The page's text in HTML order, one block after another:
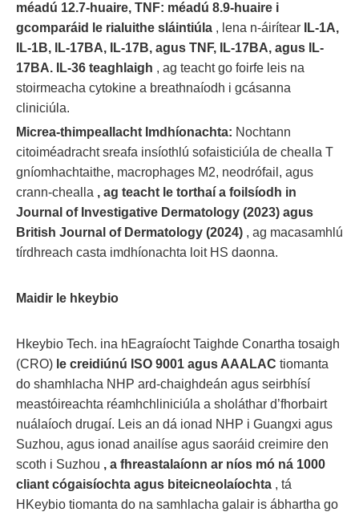
méadú 12.7-huaire, TNF: méadú 8.9-huaire i
gcomparáid le rialuithe sláintiúla , lena n-áirítear
IL-1A,
IL-1B, IL-17BA, IL-17B, agus TNF, IL-17BA, agus IL-
17BA. IL-36 teaghlaigh , ag teacht go foirfe leis na
stoirmeacha cytokine a breathnaíodh i gcásanna
cliniciúla.
Micrea-thimpeallacht Imdhíonachta: Nochtann
citoiméadracht sreafa insíothlú sofaisticiúla de chealla T
gníomhachtaithe, macrophages M2, neodrófail, agus
crann-chealla , ag teacht le torthaí a foilsíodh in
Journal of Investigative Dermatology (2023) agus
British Journal of Dermatology (2024) , ag macasamhlú
tírdhreach casta imdhíonachta loit HS daonna.
Maidir le hkeybio
Hkeybio Tech. ina hEagraíocht Taighde Conartha tosaigh
(CRO) le creidiúnú ISO 9001 agus AAALAC tiomanta
do shamhlacha NHP ard-chaighdeán agus seirbhísí
meastóireachta réamhchliniciúla a sholáthar d’fhorbairt
nuálaíoch drugaí. Leis an dá ionad NHP i Guangxi agus
Suzhou, agus ionad anailíse agus saoráid creimire den
scoth i Suzhou , a fhreastalaíonn ar níos mó ná 1000
cliant cógaisíochta agus biteicneolaíochta , tá
HKeybio tiomanta do na samhlacha galair is ábhartha go